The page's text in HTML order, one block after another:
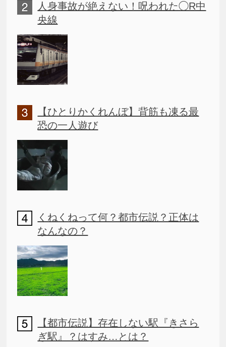
人身事故が絶えない！呪われた◯R中
央線
【ひとりかくれんぼ】背筋も凍る最
恐の一人遊び
くねくねって何？都市伝説？正体は
なんなの？
【都市伝説】存在しない駅『きさら
ぎ駅』？はすみ…とは？